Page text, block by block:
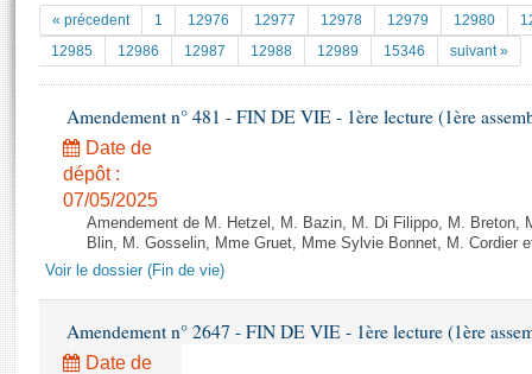
Documents parlementaires
Projets de loi
Propositions de loi
Amendements
Textes adoptés
Rapports d'information
Rapports d'enquête
Rapports législatifs
Rapports sur l'application des lois
Baromètre de l’application des lois
Documents de référence
( Constitution | Règlement de l'Assemblée ... )
Histoire
Juniors
Anciennes législatures
Liens vers les sites publics
La Bibliothèque
Les archives
Photos libres de droit
« précedent 1 12976 12977 12978 12979 12980
12985
12986 12987 12988 12989 15346 suivant »
Amendement n° 481 - FIN DE VIE - 1ère lecture (1ère
Date de
dépôt :
07/05/2025
Amendement de M. Hetzel, M. Bazin, M. Di Filippo, M. Breton,
Blin, M. Gosselin, Mme Gruet, Mme Sylvie Bonnet, M. Cordier
Voir le dossier (Fin de vie)
Amendement n° 2647 - FIN DE VIE - 1ère lecture (1ère
Date de